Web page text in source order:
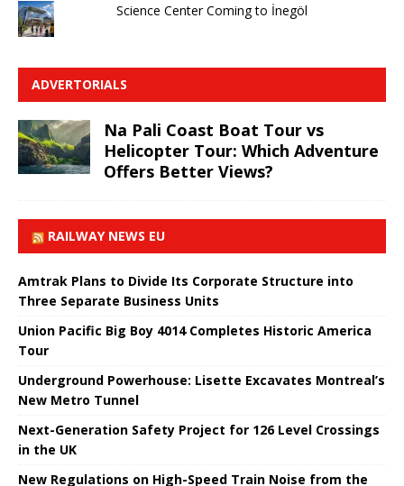
Science Center Coming to İnegöl
ADVERTORIALS
Na Pali Coast Boat Tour vs
Helicopter Tour: Which Adventure
Offers Better Views?
RAILWAY NEWS EU
Amtrak Plans to Divide Its Corporate Structure into
Three Separate Business Units
Union Pacific Big Boy 4014 Completes Historic America
Tour
Underground Powerhouse: Lisette Excavates Montreal’s
New Metro Tunnel
Next-Generation Safety Project for 126 Level Crossings
in the UK
New Regulations on High-Speed ​​Train Noise from the